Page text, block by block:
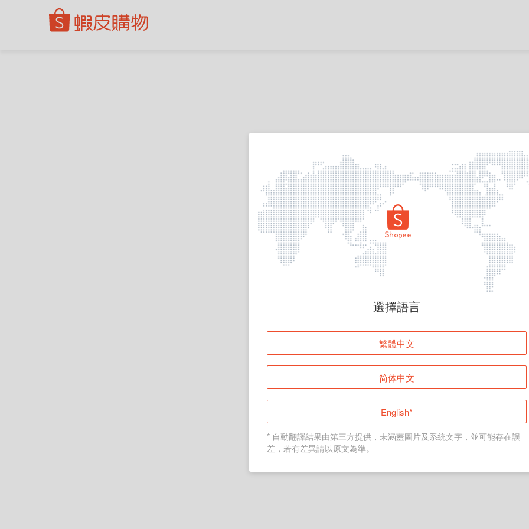
頁面無法顯示
登入
返回首頁
選擇語言
繁體中文
简体中文
English*
* 自動翻譯結果由第三方提供，未涵蓋圖片及系統文字，並可能存在誤
差，若有差異請以原文為準。